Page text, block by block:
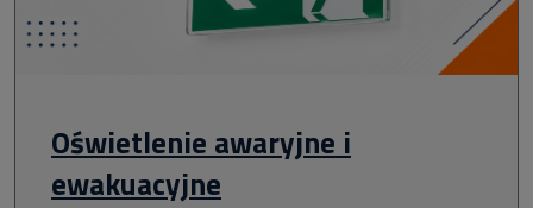
Oświetlenie awaryjne i
ewakuacyjne